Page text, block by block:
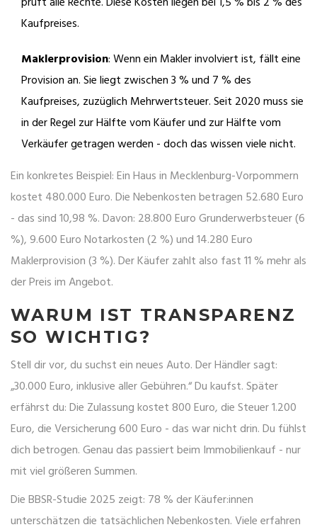
Kaufpreises.
Maklerprovision: Wenn ein Makler involviert ist, fällt eine
Provision an. Sie liegt zwischen 3 % und 7 % des
Kaufpreises, zuzüglich Mehrwertsteuer. Seit 2020 muss sie
in der Regel zur Hälfte vom Käufer und zur Hälfte vom
Verkäufer getragen werden - doch das wissen viele nicht.
Ein konkretes Beispiel: Ein Haus in Mecklenburg-Vorpommern
kostet 480.000 Euro. Die Nebenkosten betragen 52.680 Euro
- das sind 10,98 %. Davon: 28.800 Euro Grunderwerbsteuer (6
%), 9.600 Euro Notarkosten (2 %) und 14.280 Euro
Maklerprovision (3 %). Der Käufer zahlt also fast 11 % mehr als
der Preis im Angebot.
WARUM IST TRANSPARENZ
SO WICHTIG?
Stell dir vor, du suchst ein neues Auto. Der Händler sagt:
„30.000 Euro, inklusive aller Gebühren.“ Du kaufst. Später
erfährst du: Die Zulassung kostet 800 Euro, die Steuer 1.200
Euro, die Versicherung 600 Euro - das war nicht drin. Du fühlst
dich betrogen. Genau das passiert beim Immobilienkauf - nur
mit viel größeren Summen.
Die BBSR-Studie 2025 zeigt: 78 % der Käufer:innen
unterschätzen die tatsächlichen Nebenkosten. Viele erfahren